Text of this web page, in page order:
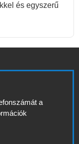
és egyszerű
a